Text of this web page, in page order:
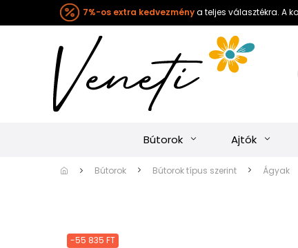
7%-os extra kedvezménya teljes választékra. A
Bútorok Ajtók
Bútorok Bútorok típus szerint Ágyak
-55 835 FT